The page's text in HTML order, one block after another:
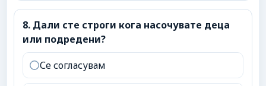
8. Дали сте строги кога насочувате деца или
8. Дали сте строги кога насочувате деца
или подредени?
Се согласувам